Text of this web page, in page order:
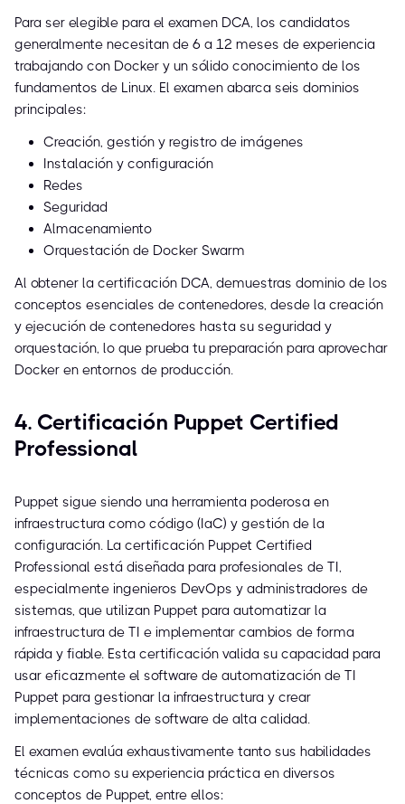
Para ser elegible para el examen DCA, los candidatos
generalmente necesitan de 6 a 12 meses de experiencia
trabajando con Docker y un sólido conocimiento de los
fundamentos de Linux. El examen abarca seis dominios
principales:
Creación, gestión y registro de imágenes
Instalación y configuración
Redes
Seguridad
Almacenamiento
Orquestación de Docker Swarm
Al obtener la certificación DCA, demuestras dominio de los
conceptos esenciales de contenedores, desde la creación
y ejecución de contenedores hasta su seguridad y
orquestación, lo que prueba tu preparación para aprovechar
Docker en entornos de producción.
4. Certificación Puppet Certified
Professional
Puppet sigue siendo una herramienta poderosa en
infraestructura como código (IaC) y gestión de la
configuración. La certificación Puppet Certified
Professional está diseñada para profesionales de TI,
especialmente ingenieros DevOps y administradores de
sistemas, que utilizan Puppet para automatizar la
infraestructura de TI e implementar cambios de forma
rápida y fiable. Esta certificación valida su capacidad para
usar eficazmente el software de automatización de TI
Puppet para gestionar la infraestructura y crear
implementaciones de software de alta calidad.
El examen evalúa exhaustivamente tanto sus habilidades
técnicas como su experiencia práctica en diversos
conceptos de Puppet, entre ellos: